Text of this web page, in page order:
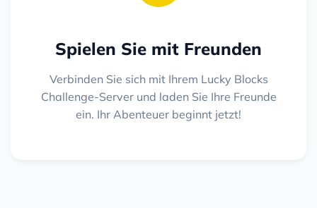
Spielen Sie mit Freunden
Verbinden Sie sich mit Ihrem Lucky Blocks
Challenge-Server und laden Sie Ihre Freunde
ein. Ihr Abenteuer beginnt jetzt!